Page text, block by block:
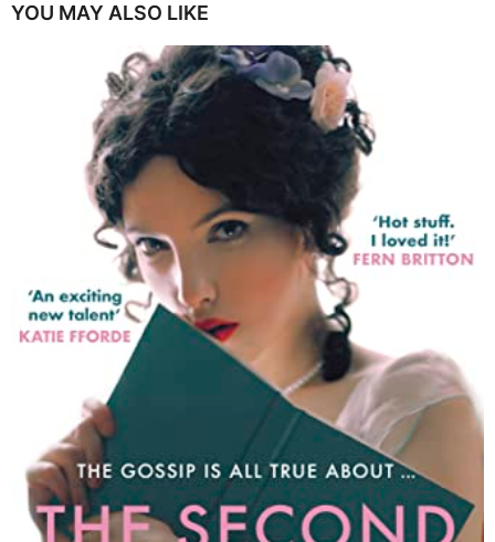
YOU MAY ALSO LIKE